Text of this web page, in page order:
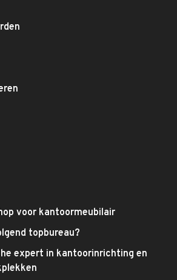
voor kantoormeubilair
topbureau?
expert in kantoorinrichting en